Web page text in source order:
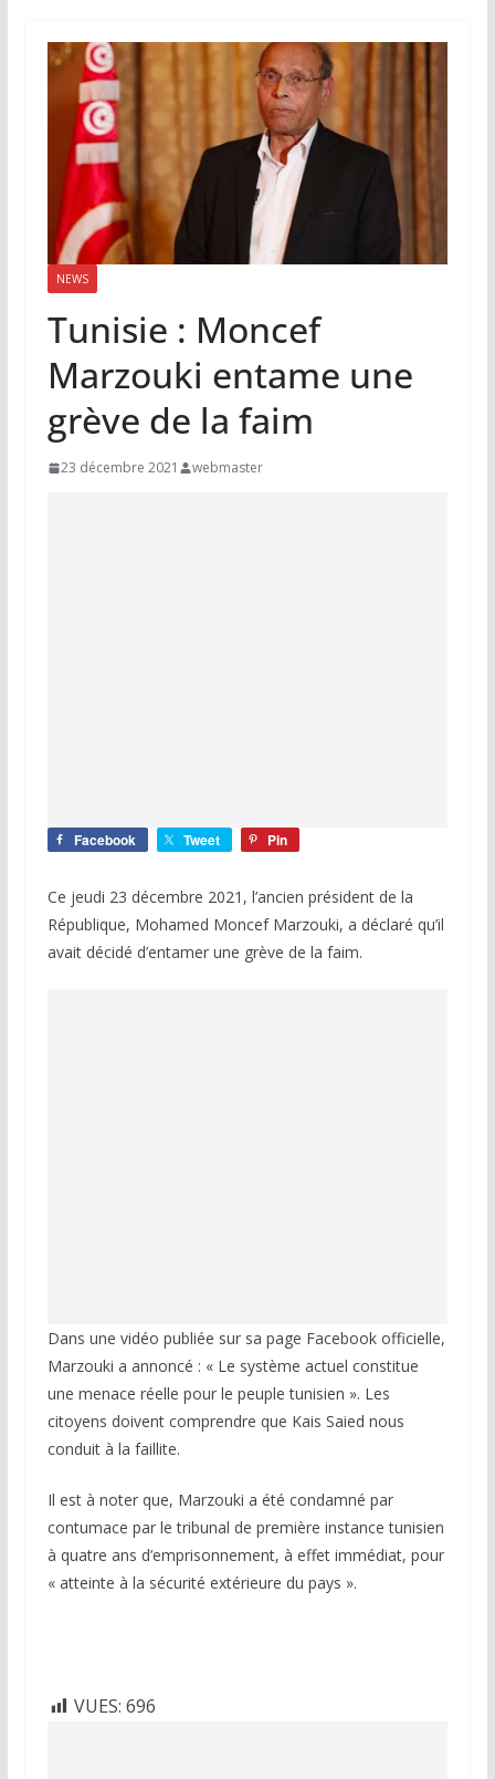
NEWS
Tunisie : Moncef
Marzouki entame une
grève de la faim
23 décembre 2021 webmaster
Facebook Tweet Pin
Ce jeudi 23 décembre 2021, l’ancien président de la
République, Mohamed Moncef Marzouki, a déclaré qu’il
avait décidé d’entamer une grève de la faim.
Dans une vidéo publiée sur sa page Facebook officielle,
Marzouki a annoncé : « Le système actuel constitue
une menace réelle pour le peuple tunisien ». Les
citoyens doivent comprendre que Kais Saied nous
conduit à la faillite.
Il est à noter que, Marzouki a été condamné par
contumace par le tribunal de première instance tunisien
à quatre ans d’emprisonnement, à effet immédiat, pour
« atteinte à la sécurité extérieure du pays ».
VUES: 696